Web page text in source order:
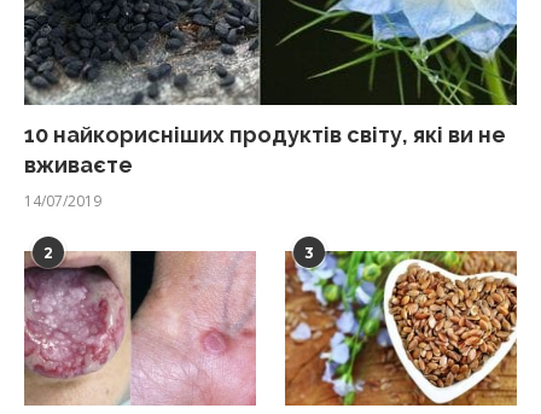
10 найкорисніших продуктів світу, які ви не
вживаєте
14/07/2019
2 3